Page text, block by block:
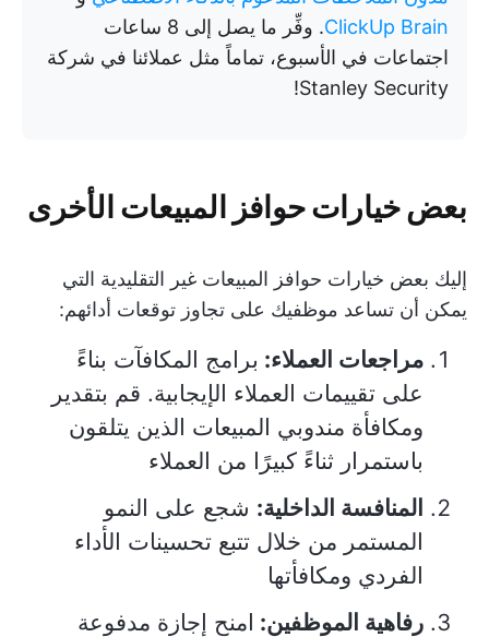
ClickUp Brain
. وفِّر ما يصل إلى 8 ساعات
اجتماعات في الأسبوع، تماماً مثل عملائنا في شركة
Stanley Security!
بعض خيارات حوافز المبيعات الأخرى
إليك بعض خيارات حوافز المبيعات غير التقليدية التي
يمكن أن تساعد موظفيك على تجاوز توقعات أدائهم:
مراجعات العملاء: برامج المكافآت بناءً
على تقييمات العملاء الإيجابية. قم بتقدير
ومكافأة مندوبي المبيعات الذين يتلقون
باستمرار ثناءً كبيرًا من العملاء
المنافسة الداخلية: شجع على النمو
المستمر من خلال تتبع تحسينات الأداء
الفردي ومكافأتها
رفاهية الموظفين: امنح إجازة مدفوعة